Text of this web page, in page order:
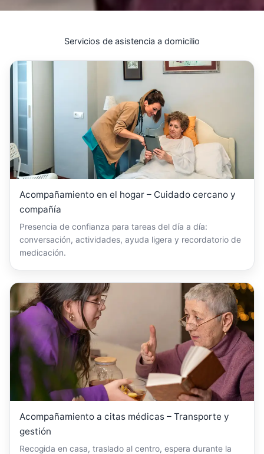
Servicios de asistencia a domicilio
Acompañamiento en el hogar – Cuidado cercano y
compañía
Presencia de confianza para tareas del día a día:
conversación, actividades, ayuda ligera y recordatorio de
medicación.
Acompañamiento a citas médicas – Transporte y
gestión
Recogida en casa, traslado al centro, espera durante la